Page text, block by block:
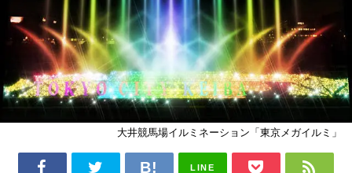
大井競馬場イルミネーション「東京メガイルミ」
LINE